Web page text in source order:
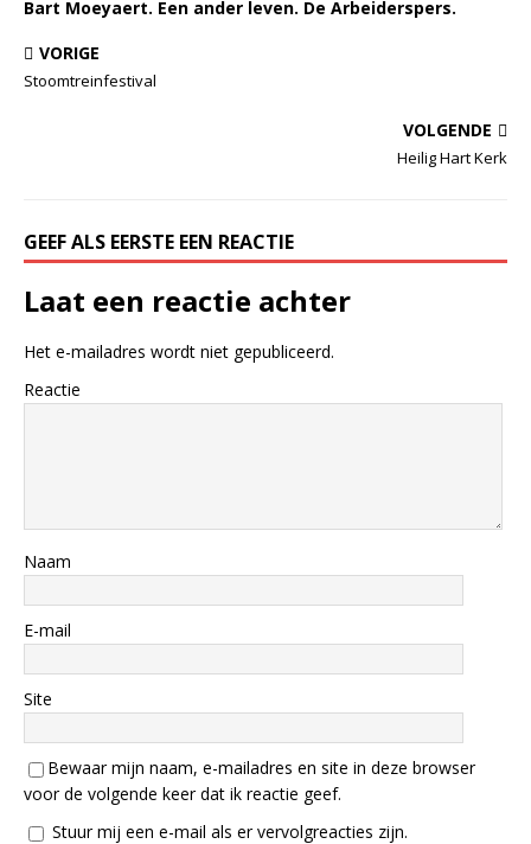
Bart Moeyaert. Een ander leven. De Arbeiderspers.
VORIGE
Stoomtreinfestival
VOLGENDE
Heilig Hart Kerk
GEEF ALS EERSTE EEN REACTIE
Laat een reactie achter
Het e-mailadres wordt niet gepubliceerd.
Reactie
Naam
E-mail
Site
Bewaar mijn naam, e-mailadres en site in deze browser
voor de volgende keer dat ik reactie geef.
Stuur mij een e-mail als er vervolgreacties zijn.